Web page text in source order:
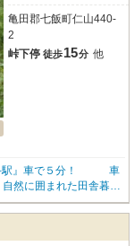
亀田郡七飯町仁山440-
2
峠下停 徒歩15分 他
斗駅』車で５分！ 車
然に囲まれた田舎暮ら